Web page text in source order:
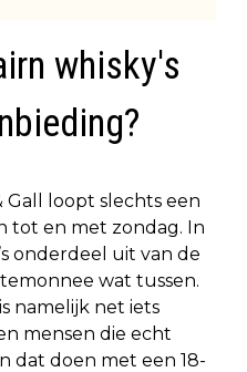
whisky's
Gall loopt slechts een
tot en met zondag. In
onderdeel uit van de
wat tussen.
namelijk net iets
mensen die echt
dat doen met een 18-